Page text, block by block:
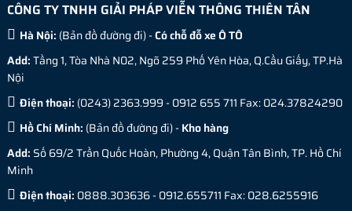
CÔNG TY TNHH GIẢI PHÁP VIỄN THÔNG THIÊN TÂN
Hà Nội: (Bản đồ đường đi) -Có chỗ đỗ xe Ô TÔ
Add:Tầng 1, Tòa Nhà N02, Ngõ 259 Phố Yên Hòa, Q.Cầu Giấy, TP.Hà
Nội
Điện thoại: (0243) 2363.999 - 0912 655 711 Fax: 024.37824290
Hồ Chí Minh: (Bản đồ đường đi) -Kho hàng
Add: Số 69/2 Trần Quốc Hoàn, Phường 4, Quận Tân Bình, TP. Hồ Chí
Minh
Điện thoại: 0888.303636 - 0912.655711 Fax: 028.6255916